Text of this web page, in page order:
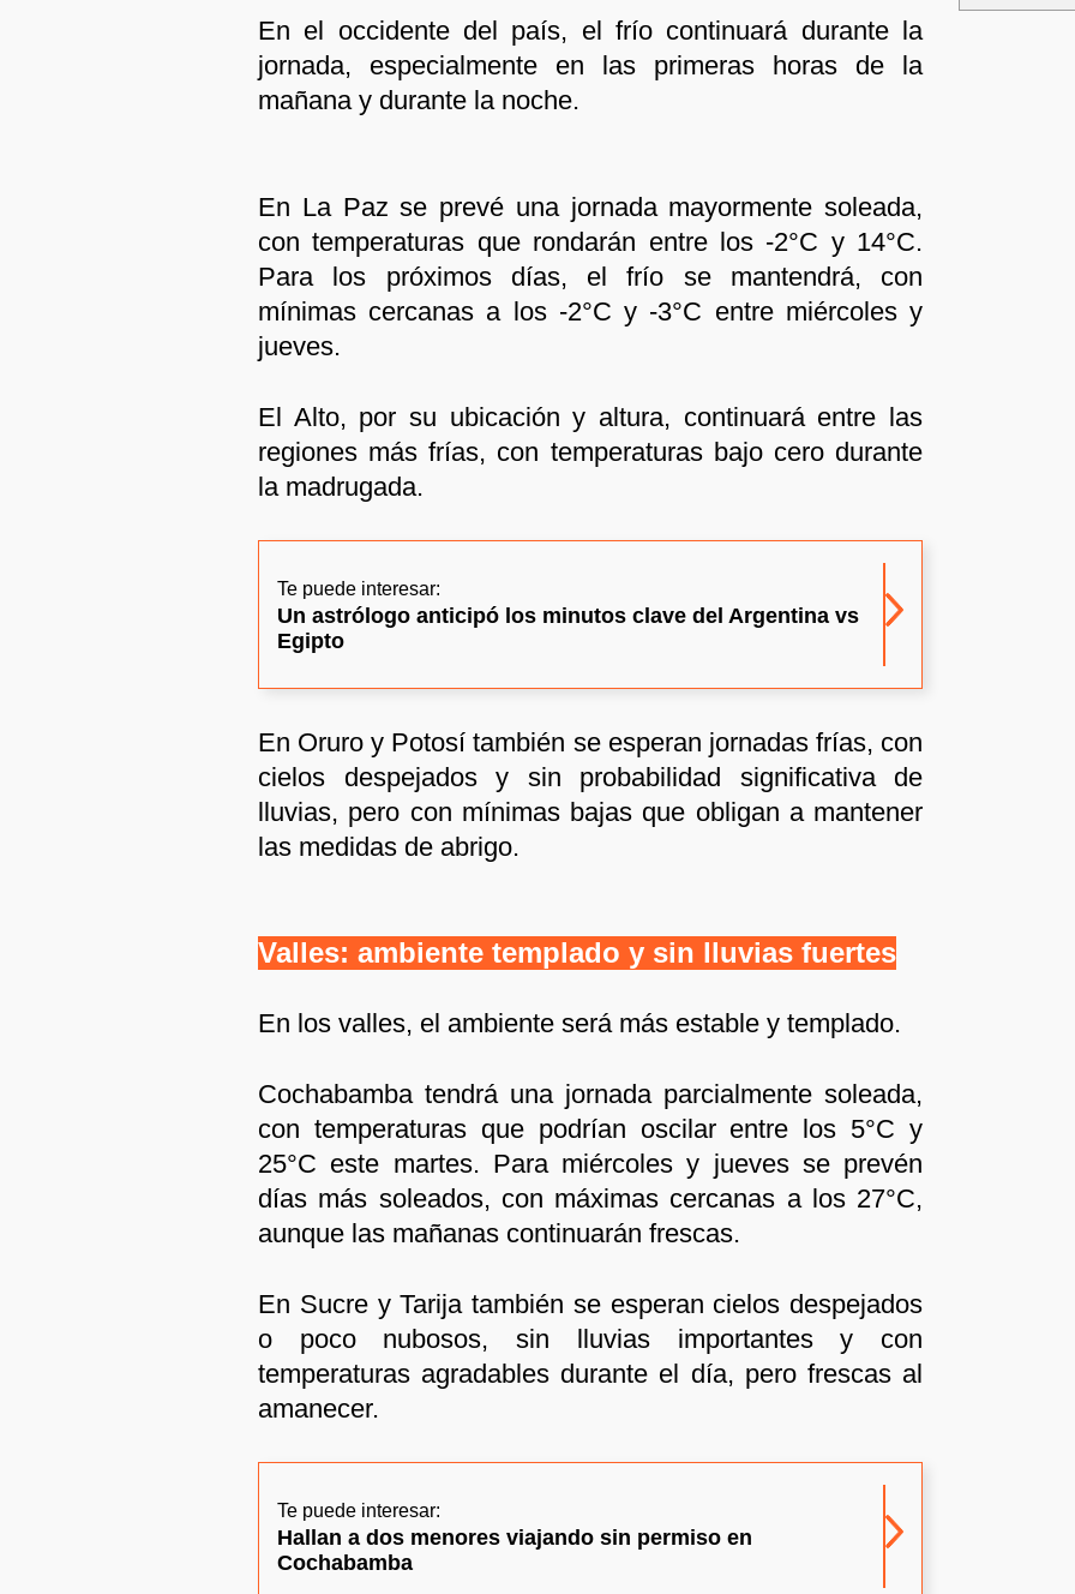
En el occidente del país, el frío continuará durante la
jornada, especialmente en las primeras horas de la
mañana y durante la noche.
En La Paz se prevé una jornada mayormente soleada,
con temperaturas que rondarán entre los -2°C y 14°C.
Para los próximos días, el frío se mantendrá, con
mínimas cercanas a los -2°C y -3°C entre miércoles y
jueves.
El Alto, por su ubicación y altura, continuará entre las
regiones más frías, con temperaturas bajo cero durante
la madrugada.
Te puede interesar:
Un astrólogo anticipó los minutos clave del Argentina vs
Egipto
En Oruro y Potosí también se esperan jornadas frías, con
cielos despejados y sin probabilidad significativa de
lluvias, pero con mínimas bajas que obligan a mantener
las medidas de abrigo.
Valles: ambiente templado y sin lluvias fuertes
En los valles, el ambiente será más estable y templado.
Cochabamba tendrá una jornada parcialmente soleada,
con temperaturas que podrían oscilar entre los 5°C y
25°C este martes. Para miércoles y jueves se prevén
días más soleados, con máximas cercanas a los 27°C,
aunque las mañanas continuarán frescas.
En Sucre y Tarija también se esperan cielos despejados
o poco nubosos, sin lluvias importantes y con
temperaturas agradables durante el día, pero frescas al
amanecer.
Te puede interesar:
Hallan a dos menores viajando sin permiso en
Cochabamba